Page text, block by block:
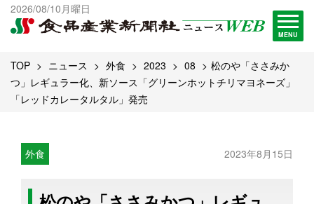
2026/08/10月曜日
MENU
出版物一覧へ
試読・購読申し込み
TOP ニュース 外食 2023 08
松のや「ささみか
つ」レギュラー化、新ソース「グリーンホットチリマヨネーズ」
「レッドカレータルタル」発売
外食 2023年8月15日